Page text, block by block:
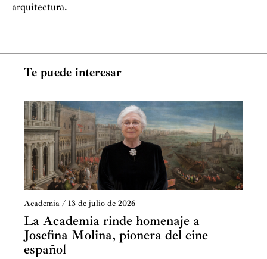
arquitectura.
Te puede interesar
Academia / 13 de julio de 2026
La Academia rinde homenaje a
Josefina Molina, pionera del cine
español